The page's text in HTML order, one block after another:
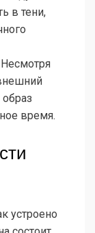
в тени,
время.
устроено